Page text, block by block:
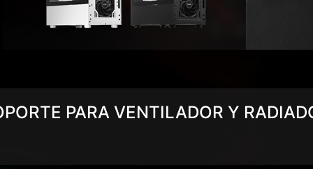
PARA VENTILADOR Y